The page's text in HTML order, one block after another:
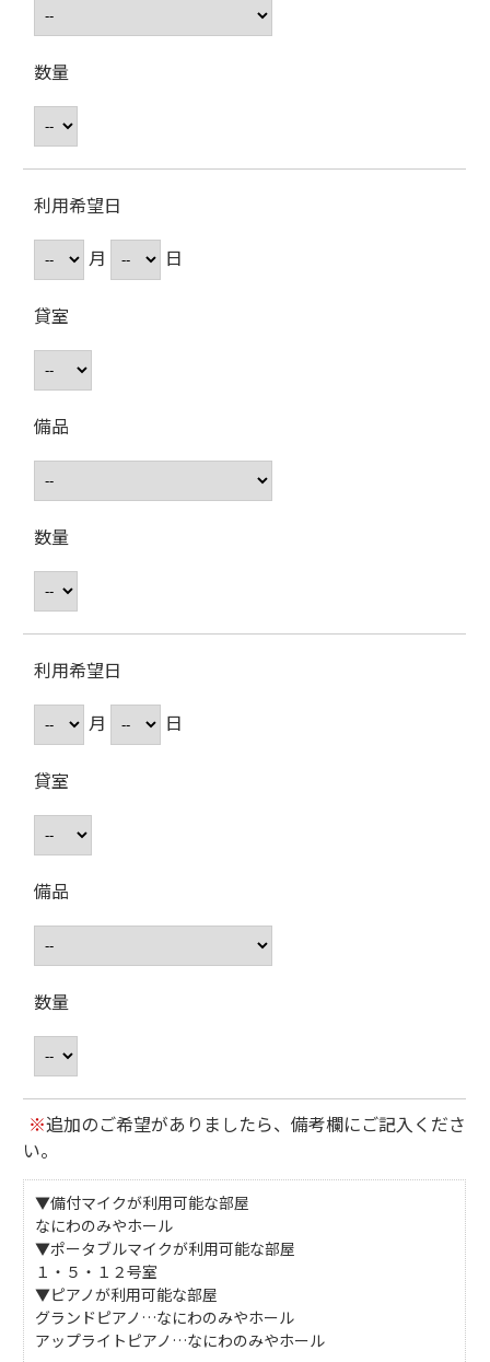
数量
利用希望日
月
日
貸室
備品
数量
利用希望日
月
日
貸室
備品
数量
※追加のご希望がありましたら、備考欄にご記入くださ
い。
▼備付マイクが利用可能な部屋
なにわのみやホール
▼ポータブルマイクが利用可能な部屋
１・５・１２号室
▼ピアノが利用可能な部屋
グランドピアノ…なにわのみやホール
アップライトピアノ…なにわのみやホール